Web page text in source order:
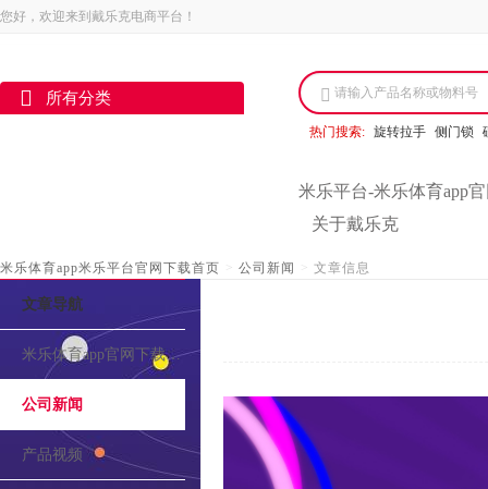
您好，欢迎来到戴乐克电商平台！
所有分类 请输入产品名称或物料号
热门搜索: 旋转拉手 侧门锁
米乐平台-米乐体育app
关于戴乐克
米乐体育app米乐平台官网下载首页 > 公司新闻 > 文章信息
文章导航
米乐体育app官网下载的介绍
公司新闻
产品视频